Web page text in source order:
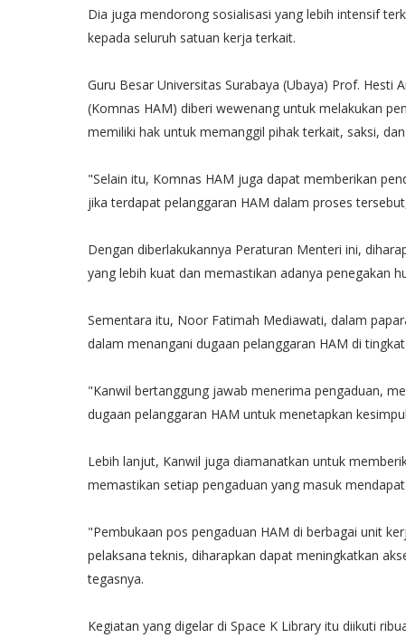
Dia juga mendorong sosialisasi yang lebih intensif
kepada seluruh satuan kerja terkait.
Guru Besar Universitas Surabaya (Ubaya) Prof. Hesti
(Komnas HAM) diberi wewenang untuk melakukan
memiliki hak untuk memanggil pihak terkait, saksi,
"Selain itu, Komnas HAM juga dapat memberikan
jika terdapat pelanggaran HAM dalam proses
Dengan diberlakukannya Peraturan Menteri ini,
yang lebih kuat dan memastikan adanya penegakan
Sementara itu, Noor Fatimah Mediawati, dalam
dalam menangani dugaan pelanggaran HAM di
"Kanwil bertanggung jawab menerima pengaduan,
dugaan pelanggaran HAM untuk menetapkan
Lebih lanjut, Kanwil juga diamanatkan untuk
memastikan setiap pengaduan yang masuk
"Pembukaan pos pengaduan HAM di berbagai unit
pelaksana teknis, diharapkan dapat meningkatkan
tegasnya.
Kegiatan yang digelar di Space K Library itu diikuti